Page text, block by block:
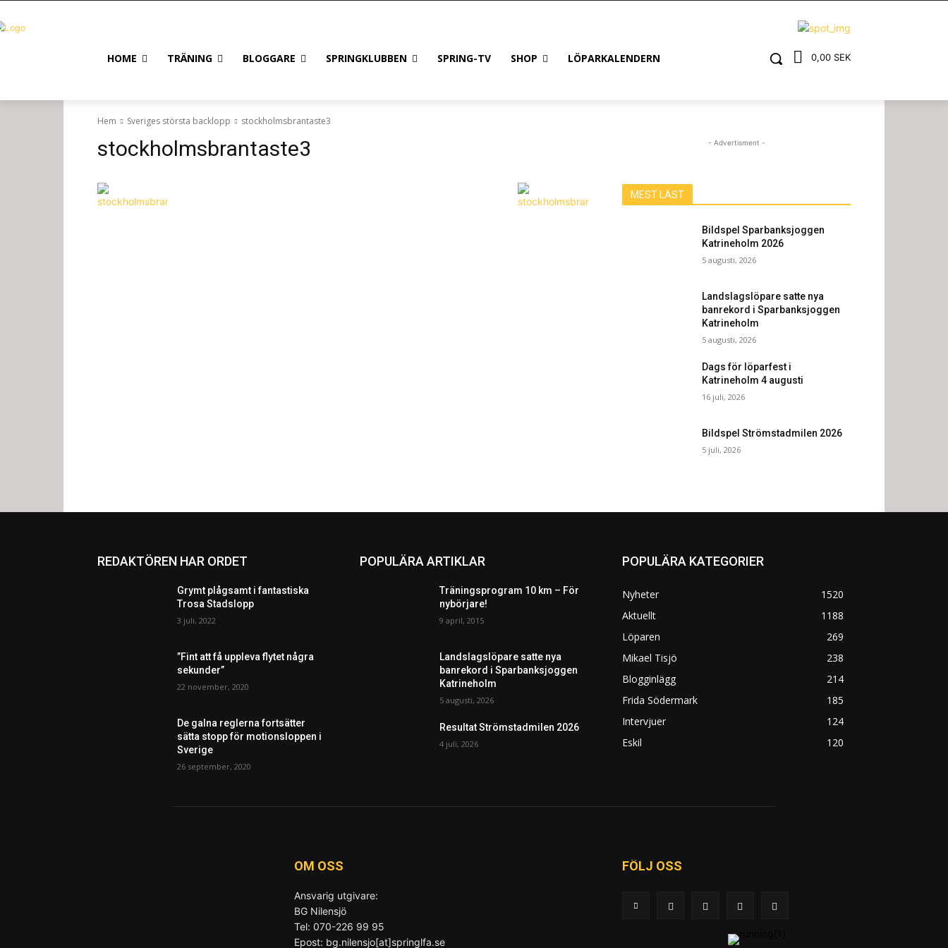
0,00 SEK
HOME TRÄNING BLOGGARE SPRINGKLUBBEN SPRING-TV SHOP LÖPARKALENDERN
Hem Sveriges största backlopp stockholmsbrantaste3
stockholmsbrantaste3 - Advertisment -
MEST LÄST
Bildspel Sparbanksjoggen
Katrineholm 2026
5 augusti, 2026
Landslagslöpare satte nya
banrekord i Sparbanksjoggen
Katrineholm
5 augusti, 2026
Dags för löparfest i
Katrineholm 4 augusti
16 juli, 2026
Bildspel Strömstadmilen 2026
5 juli, 2026
REDAKTÖREN HAR ORDET
Grymt plågsamt i fantastiska
Trosa Stadslopp
3 juli, 2022
”Fint att få uppleva flytet några
sekunder”
22 november, 2020
De galna reglerna fortsätter
sätta stopp för motionsloppen i
Sverige
26 september, 2020
POPULÄRA ARTIKLAR
Träningsprogram 10 km – För
nybörjare!
9 april, 2015
Landslagslöpare satte nya
banrekord i Sparbanksjoggen
Katrineholm
5 augusti, 2026
Resultat Strömstadmilen 2026
4 juli, 2026
POPULÄRA KATEGORIER
Nyheter
1520
Aktuellt
1188
Löparen
269
Mikael Tisjö
238
Blogginlägg
214
Frida Södermark
185
Intervjuer
124
Eskil
120
OM OSS
Ansvarig utgivare:
BG Nilensjö
Tel: 070-226 99 95
Epost: bg.nilensjo[at]springlfa.se
FÖLJ OSS